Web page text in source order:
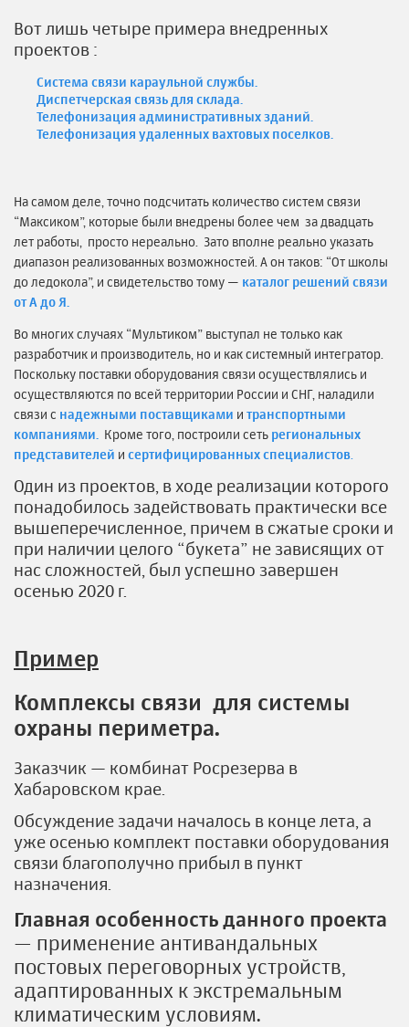
Вот лишь четыре примера внедренных
проектов :
Система связи караульной службы.
Диспетчерская связь для склада.
Телефонизация административных зданий.
Телефонизация удаленных вахтовых поселков.
На самом деле, точно подсчитать количество систем связи
“Максиком”, которые были внедрены более чем за двадцать
лет работы, просто нереально. Зато вполне реально указать
диапазон реализованных возможностей. А он таков: “От школы
до ледокола”, и свидетельство тому — каталог решений связи
от А до Я.
Во многих случаях “Мультиком” выступал не только как
разработчик и производитель, но и как системный интегратор.
Поскольку поставки оборудования связи осуществлялись и
осуществляются по всей территории России и СНГ, наладили
связи с надежными поставщиками и транспортными
компаниями.
Кроме того, построили сеть региональных
представителей и сертифицированных специалистов
Один из проектов, в ходе реализации которого
понадобилось задействовать практически все
вышеперечисленное, причем в сжатые сроки и
при наличии целого “букета” не зависящих от
нас сложностей, был успешно завершен
осенью 2020 г.
Пример
Комплексы связи для системы
охраны периметра.
Заказчик — комбинат Росрезерва в
Хабаровском крае.
Обсуждение задачи началось в конце лета, а
уже осенью комплект поставки оборудования
связи благополучно прибыл в пункт
назначения.
Главная особенность данного проекта
— применение антивандальных
постовых переговорных устройств,
адаптированных к экстремальным
климатическим условиям.